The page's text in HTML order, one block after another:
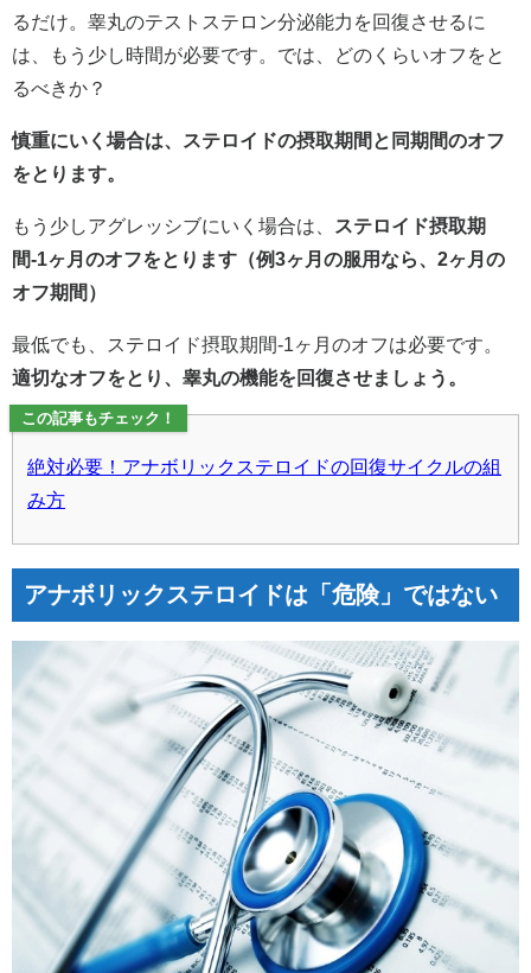
るだけ。睾丸のテストステロン分泌能力を回復させるに
は、もう少し時間が必要です。では、どのくらいオフをと
るべきか？
慎重にいく場合は、ステロイドの摂取期間と同期間のオフ
をとります。
もう少しアグレッシブにいく場合は、
ステロイド摂取期
間-1ヶ月のオフをとります（例3ヶ月の服用なら、2ヶ月の
オフ期間）
最低でも、ステロイド摂取期間-1ヶ月のオフは必要です。
適切なオフをとり、睾丸の機能を回復させましょう。
この記事もチェック！
絶対必要！アナボリックステロイドの回復サイクルの組
み方
アナボリックステロイドは「危険」ではない